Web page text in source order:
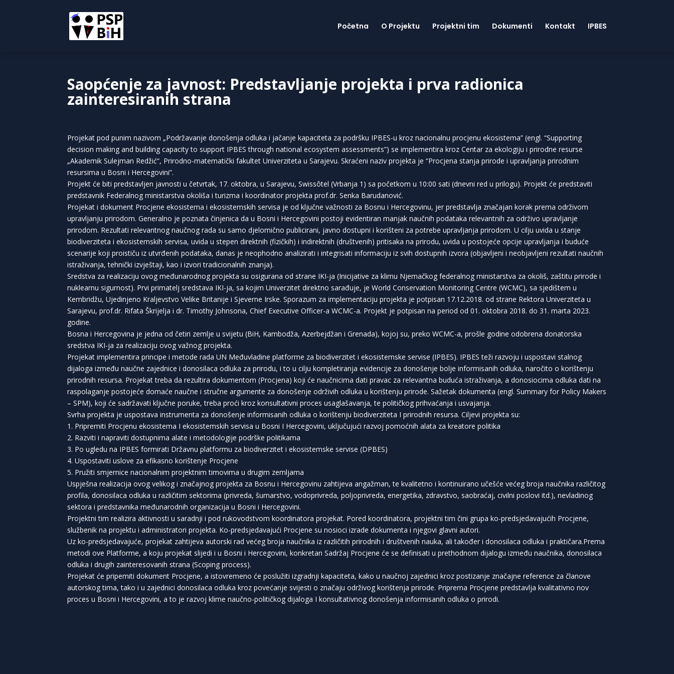
Početna O Projektu Projektni tim Dokumenti Kontakt IPBES
Saopćenje za javnost: Predstavljanje projekta i prva radionica
zainteresiranih strana
Projekat pod punim nazivom „Podržavanje donošenja odluka i jačanje kapaciteta za podršku IPBES-u kroz nacionalnu procjenu ekosistema” (engl. “Supporting
decision making and building capacity to support IPBES through national ecosystem assessments”) se implementira kroz Centar za ekologiju i prirodne resurse
„Akademik Sulejman Redžić“, Prirodno-matematički fakultet Univerziteta u Sarajevu. Skraćeni naziv projekta je “Procjena stanja prirode i upravljanja prirodnim
resursima u Bosni i Hercegovini”.
Projekt će biti predstavljen javnosti u četvrtak, 17. oktobra, u Sarajevu, Swissôtel (Vrbanja 1) sa početkom u 10:00 sati (dnevni red u prilogu). Projekt će predstaviti
predstavnik Federalnog ministarstva okoliša i turizma i koordinator projekta prof.dr. Senka Barudanović.
Projekat i dokument Procjene ekosistema i ekosistemskih servisa je od ključne važnosti za Bosnu i Hercegovinu, jer predstavlja značajan korak prema održivom
upravljanju prirodom. Generalno je poznata činjenica da u Bosni i Hercegovini postoji evidentiran manjak naučnih podataka relevantnih za održivo upravljanje
prirodom. Rezultati relevantnog naučnog rada su samo djelomično publicirani, javno dostupni i korišteni za potrebe upravljanja prirodom. U cilju uvida u stanje
biodiverziteta i ekosistemskih servisa, uvida u stepen direktnih (fizičkih) i indirektnih (društvenih) pritisaka na prirodu, uvida u postojeće opcije upravljanja i buduće
scenarije koji proističu iz utvrđenih podataka, danas je neophodno analizirati i integrisati informaciju iz svih dostupnih izvora (objavljeni i neobjavljeni rezultati naučnih
istraživanja, tehnički izvještaji, kao i izvori tradicionalnih znanja).
Sredstva za realizaciju ovog međunarodnog projekta su osigurana od strane IKI-ja (Inicijative za klimu Njemačkog federalnog ministarstva za okoliš, zaštitu prirode i
nuklearnu sigurnost). Prvi primatelj sredstava IKI-ja, sa kojim Univerzitet direktno sarađuje, je World Conservation Monitoring Centre (WCMC), sa sjedištem u
Kembridžu, Ujedinjeno Kraljevstvo Velike Britanije i Sjeverne Irske. Sporazum za implementaciju projekta je potpisan 17.12.2018. od strane Rektora Univerziteta u
Sarajevu, prof.dr. Rifata Škrijelja i dr. Timothy Johnsona, Chief Executive Officer-a WCMC-a. Projekt je potpisan na period od 01. oktobra 2018. do 31. marta 2023.
godine.
Bosna i Hercegovina je jedna od četiri zemlje u svijetu (BiH, Kambodža, Azerbejdžan i Grenada), kojoj su, preko WCMC-a, prošle godine odobrena donatorska
sredstva IKI-ja za realizaciju ovog važnog projekta.
Projekat implementira principe i metode rada UN Međuvladine platforme za biodiverzitet i ekosistemske servise (IPBES). IPBES teži razvoju i uspostavi stalnog
dijaloga između naučne zajednice i donosilaca odluka za prirodu, i to u cilju kompletiranja evidencije za donošenje bolje informisanih odluka, naročito o korištenju
prirodnih resursa. Projekat treba da rezultira dokumentom (Procjena) koji će naučnicima dati pravac za relevantna buduća istraživanja, a donosiocima odluka dati na
raspolaganje postojeće domaće naučne i stručne argumente za donošenje održivih odluka u korištenju prirode. Sažetak dokumenta (engl. Summary for Policy Makers
– SPM), koji će sadržavati ključne poruke, treba proći kroz konsultativni proces usaglašavanja, te političkog prihvaćanja i usvajanja.
Svrha projekta je uspostava instrumenta za donošenje informisanih odluka o korištenju biodiverziteta I prirodnih resursa. Ciljevi projekta su:
1. Pripremiti Procjenu ekosistema I ekosistemskih servisa u Bosni I Hercegovini, uključujući razvoj pomoćnih alata za kreatore politika
2. Razviti i napraviti dostupnima alate i metodologije podrške politikama
3. Po ugledu na IPBES formirati Državnu platformu za biodiverzitet i ekosistemske servise (DPBES)
4. Uspostaviti uslove za efikasno korištenje Procjene
5. Pružiti smjernice nacionalnim projektnim timovima u drugim zemljama
Uspješna realizacija ovog velikog i značajnog projekta za Bosnu i Hercegovinu zahtijeva angažman, te kvalitetno i kontinuirano učešće većeg broja naučnika različitog
profila, donosilaca odluka u različitim sektorima (privreda, šumarstvo, vodoprivreda, poljoprivreda, energetika, zdravstvo, saobraćaj, civilni poslovi itd.), nevladinog
sektora i predstavnika međunarodnih organizacija u Bosni i Hercegovini.
Projektni tim realizira aktivnosti u saradnji i pod rukovodstvom koordinatora projekat. Pored koordinatora, projektni tim čini grupa ko-predsjedavajućih Procjene,
službenik na projektu i administratori projekta. Ko-predsjedavajući Procjene su nosioci izrade dokumenta i njegovi glavni autori.
Uz ko-predsjedavajuće, projekat zahtijeva autorski rad većeg broja naučnika iz različitih prirodnih i društvenih nauka, ali također i donosilaca odluka i praktičara.Prema
metodi ove Platforme, a koju projekat slijedi i u Bosni i Hercegovini, konkretan Sadržaj Procjene će se definisati u prethodnom dijalogu između naučnika, donosilaca
odluka i drugih zainteresovanih strana (Scoping process).
Projekat će pripemiti dokument Procjene, a istovremeno će poslužiti izgradnji kapaciteta, kako u naučnoj zajednici kroz postizanje značajne reference za članove
autorskog tima, tako i u zajednici donosilaca odluka kroz povećanje svijesti o značaju održivog korištenja prirode. Priprema Procjene predstavlja kvalitativno nov
proces u Bosni i Hercegovini, a to je razvoj klime naučno-političkog dijaloga I konsultativnog donošenja informisanih odluka o prirodi.